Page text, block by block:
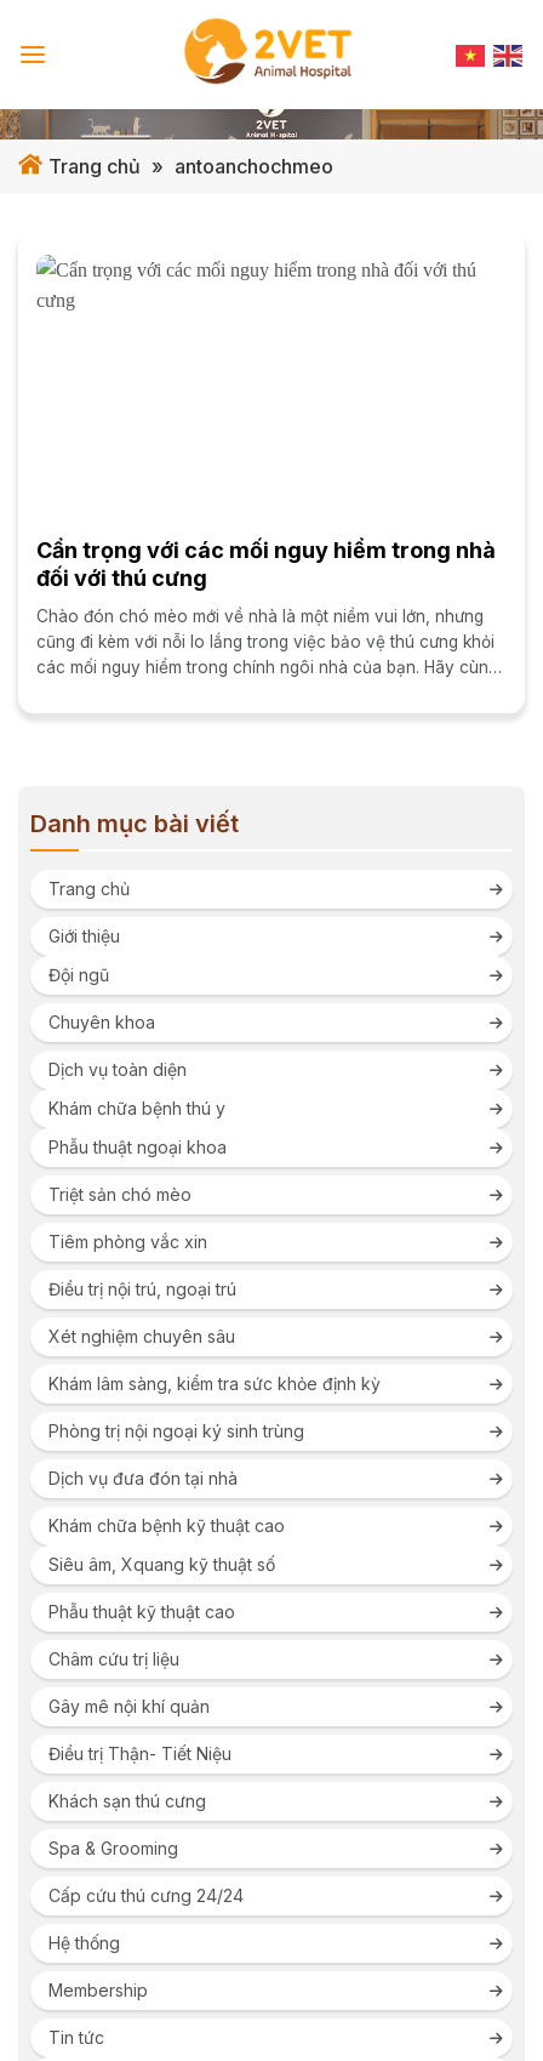
Trang chủ » antoanchochmeo
Cẩn trọng với các mối nguy hiểm trong nhà
đối với thú cưng
Chào đón chó mèo mới về nhà là một niềm vui lớn, nhưng
cũng đi kèm với nỗi lo lắng trong việc bảo vệ thú cưng khỏi
các mối nguy hiểm trong chính ngôi nhà của bạn. Hãy cùng
Danh mục bài viết
Trang chủ
Giới thiệu
Đội ngũ
Chuyên khoa
Dịch vụ toàn diện
Khám chữa bệnh thú y
Phẫu thuật ngoại khoa
Triệt sản chó mèo
Tiêm phòng vắc xin
Điều trị nội trú, ngoại trú
Xét nghiệm chuyên sâu
Khám lâm sàng, kiểm tra sức khỏe định kỳ
Phòng trị nội ngoại ký sinh trùng
Dịch vụ đưa đón tại nhà
Khám chữa bệnh kỹ thuật cao
Siêu âm, Xquang kỹ thuật số
Phẫu thuật kỹ thuật cao
Châm cứu trị liệu
Gây mê nội khí quản
Điều trị Thận- Tiết Niệu
Khách sạn thú cưng
Spa & Grooming
Cấp cứu thú cưng 24/24
Hệ thống
Membership
Tin tức